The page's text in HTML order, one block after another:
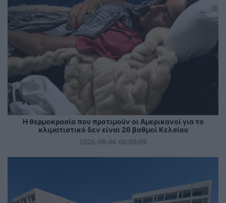
Η θερμοκρασία που προτιμούν οι Αμερικανοί για το
κλιματιστικό δεν είναι 26 βαθμοί Κελσίου
2026-08-06 06:00:09